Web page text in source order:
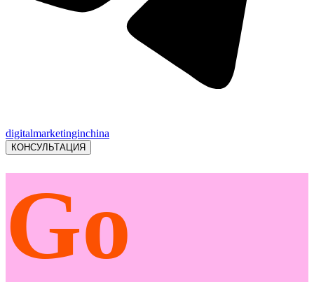
digitalmarketinginchina
КОНСУЛЬТАЦИЯ
Go